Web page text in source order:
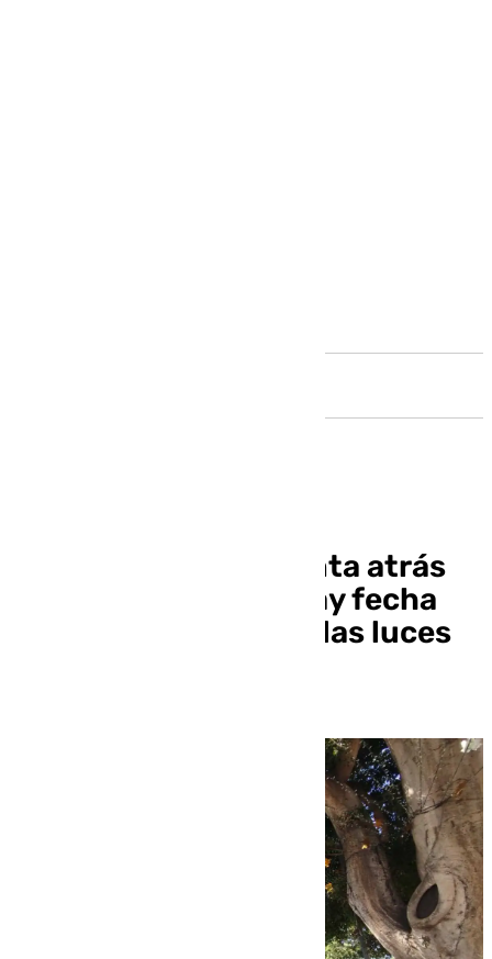
Málaga activa la cuenta atrás
para la Navidad: ya hay fecha
para el encendido de las luces